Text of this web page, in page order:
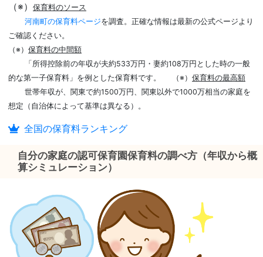
（※）
保育料のソース
河南町の保育料ページを調査。正確な情報は最新の公式ページより
ご確認ください。
（※） 保育料の中間額
「所得控除前の年収が夫約533万円・妻約108万円とした時の一般
的な第一子保育料」を例とした保育料です。
（※） 保育料の最高額
世帯年収が、関東で約1500万円、関東以外で1000万相当の家庭を
想定（自治体によって基準は異なる）。
全国の保育料ランキング
自分の家庭の認可保育園保育料の調べ方（年収から概
算シミュレーション）